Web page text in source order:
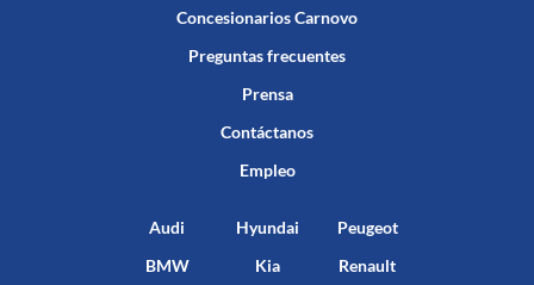
Concesionarios Carnovo
Preguntas frecuentes
Prensa
Contáctanos
Empleo
Audi
BMW
Hyundai
Kia
Peugeot
Renault